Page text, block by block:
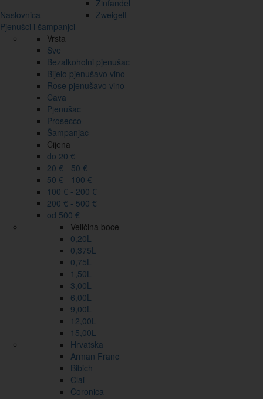
Naslovnica
Zinfandel
Zweigelt
Pjenušci i šampanjci
Vrsta
Sve
Bezalkoholni pjenušac
Bijelo pjenušavo vino
Rose pjenušavo vino
Cava
Pjenušac
Prosecco
Šampanjac
Cijena
do 20 €
20 € - 50 €
50 € - 100 €
100 € - 200 €
200 € - 500 €
od 500 €
Veličina boce
0,20L
0,375L
0,75L
1,50L
3,00L
6,00L
9,00L
12,00L
15,00L
Hrvatska
Arman Franc
Bibich
Clai
Coronica